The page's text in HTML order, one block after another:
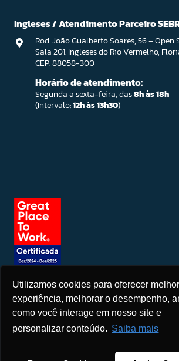
Utilizamos cookies para oferecer melhor
experiência, melhorar o desempenho,
como você interage em nosso site e
personalizar conteúdo. Saiba mais
Ingleses / Atendimento Parceiro
Rod. João Gualberto Soares, 56 –
Sala 201. Ingleses do Rio Vermelho,
CEP: 88058-300
Horário de atendimento:
Segunda a sexta-feira, das8h às 18h
(Intervalo:12h às 13h30)
Seja um patrocinador